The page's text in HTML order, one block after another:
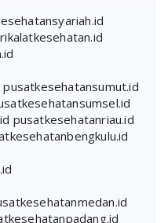
pusatkesehatansumut.id
pusatkesehatanriau.id